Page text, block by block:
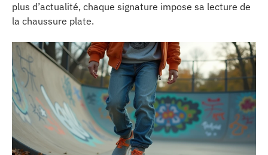
plus d’actualité, chaque signature impose sa lecture de
la chaussure plate.